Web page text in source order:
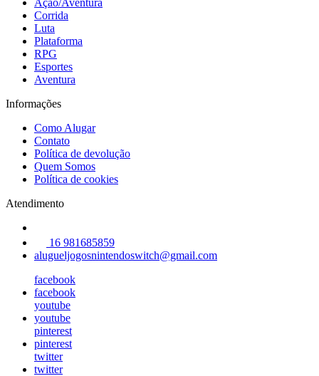
Corrida
Luta
Plataforma
RPG
Esportes
Aventura
Informações
Como Alugar
Contato
Política de devolução
Quem Somos
Política de cookies
Atendimento
16 981685859
alugueljogosnintendoswitch@gmail.com
facebook
facebook
youtube
youtube
pinterest
pinterest
twitter
twitter